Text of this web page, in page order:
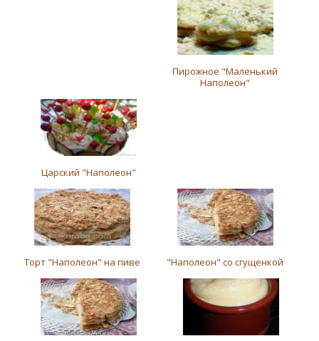
Пирожное "Маленький
Наполеон"
Царский "Наполеон"
Торт "Наполеон" на пиве "Наполеон" со сгущенкой